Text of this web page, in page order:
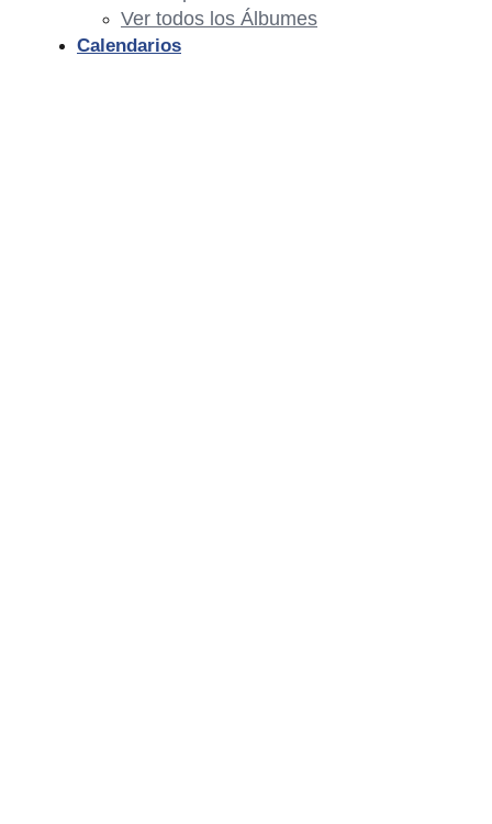
Ver todos los Álbumes
Calendarios